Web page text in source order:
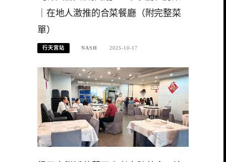
｜在地人激推的合菜餐廳（附完整菜
單）
行天宮站 NASH 2025-10-17